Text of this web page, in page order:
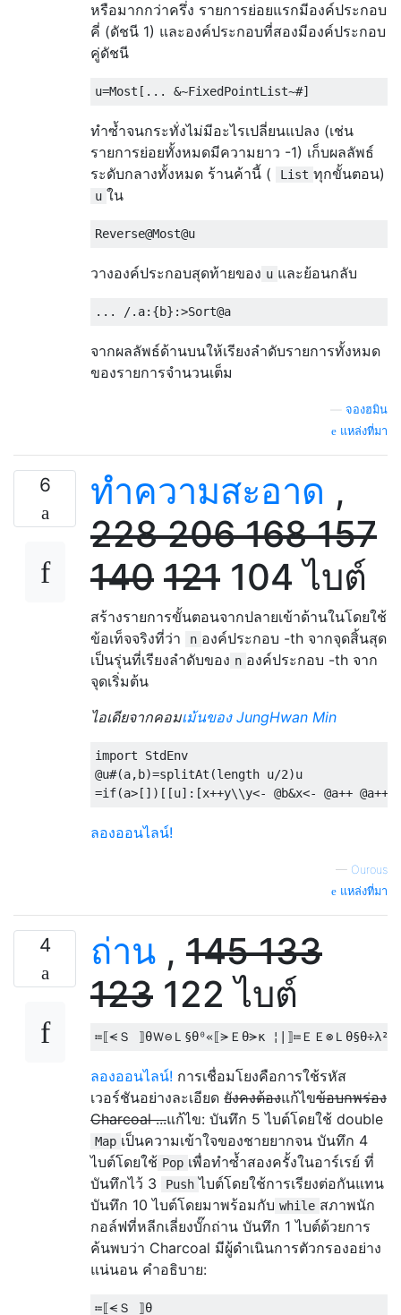
หรือมากกว่าครึ่ง รายการย่อยแรกมีองค์ประกอบ
คี่ (ดัชนี 1) และองค์ประกอบที่สองมีองค์ประกอบ
คู่ดัชนี
ทำซ้ำจนกระทั่งไม่มีอะไรเปลี่ยนแปลง (เช่น
รายการย่อยทั้งหมดมีความยาว -1) เก็บผลลัพธ์
ระดับกลางทั้งหมด ร้านค้านี้ (
List ทุกขั้นตอน)
u ใน
วางองค์ประกอบสุดท้ายของ u และย้อนกลับ
จากผลลัพธ์ด้านบนให้เรียงลำดับรายการทั้งหมด
ของรายการจำนวนเต็ม
จองฮมิน
แหล่งที่มา
6 ทำความสะอาด ,
228206168157
140 121 104 ไบต์
สร้างรายการขั้นตอนจากปลายเข้าด้านในโดยใช้
ข้อเท็จจริงที่ว่า
n องค์ประกอบ -th จากจุดสิ้นสุด
เป็นรุ่นที่เรียงลำดับของ n องค์ประกอบ -th จาก
จุดเริ่มต้น
ไอเดียจากคอมเม้นของ JungHwan Min
import StdEnv
@u#(a,b)=splitAt(length u/2)u
ลองออนไลน์!
— Οurous
แหล่งที่มา
4 ถ่าน , 145133
123 122 ไบต์
ลองออนไลน์! การเชื่อมโยงคือการใช้รหัส
เวอร์ชันอย่างละเอียด ยังคงต้องแก้ไขข้อบกพร่อง
Charcoal ...แก้ไข: บันทึก 5 ไบต์โดยใช้ double
Map เป็นความเข้าใจของชายยากจน บันทึก 4
ไบต์โดยใช้ Pop เพื่อทำซ้ำสองครั้งในอาร์เรย์ ที่
บันทึกไว้ 3
Push ไบต์โดยใช้การเรียงต่อกันแทน
บันทึก 10 ไบต์โดยมาพร้อมกับ while สภาพนัก
กอล์ฟที่หลีกเลี่ยงบั๊กถ่าน บันทึก 1 ไบต์ด้วยการ
ค้นพบว่า Charcoal มีผู้ดำเนินการตัวกรองอย่าง
แน่นอน คำอธิบาย: